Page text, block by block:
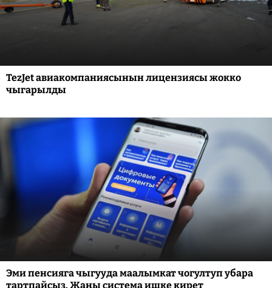
TezJet авиакомпаниясынын лицензиясы жокко
чыгарылды
Эми пенсияга чыгууда маалымкат чогултуп убара
тартпайсыз. Жаңы система ишке кирет